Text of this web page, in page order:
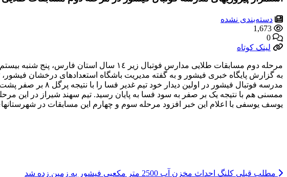
دسته‌بندی نشده
1,673
0
لینک کوتاه
مرحله دوم مسابقات طلايی مدارس فوتبال زير ١٤ سال استان فارس، پنج شنبه بيستم بهمن ماه ١٤٠١ به ميزباني فيشور در استاديوم چمن پهنويه برگزار شد.
به گزارش پايگاه خبری فيشور و به گفته مديريت باشگاه استعدادهای درخشان
مدرسه فوتبال
ممسنی هم با نتيجه يک بر صفر به سود فسا به پايان رسيد. تيم سهند شيراز در اين
يوسف يوسفی با اعلام اين خبر افزود مرحله سوم و چهارم اين مسابقات در
مطلب قبلی کلنگ احداث مخزن آب 2500 متر مکعبی فیشور به زمین زده شد